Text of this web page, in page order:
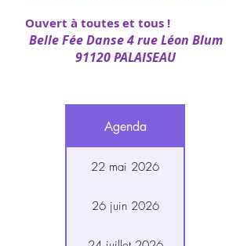
Agenda
22 mai 2026
26 juin 2026
Ouvert à toutes et tous !
Belle Fée Danse 4 rue Léon Blum
91120 PALAISEAU